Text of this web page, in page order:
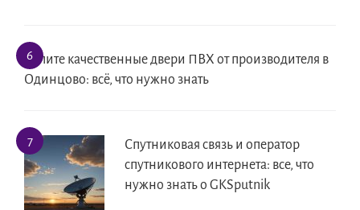
Купите качественные двери ПВХ от производителя в
Одинцово: всё, что нужно знать
Спутниковая связь и оператор
спутникового интернета: все, что
нужно знать о GKSputnik